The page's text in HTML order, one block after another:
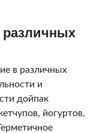
в различных
и
дойпак
йогуртов,